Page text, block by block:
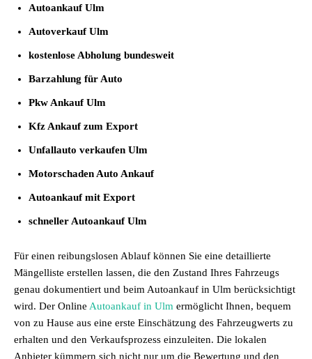
Autoankauf Ulm
Autoverkauf Ulm
kostenlose Abholung bundesweit
Barzahlung für Auto
Pkw Ankauf Ulm
Kfz Ankauf zum Export
Unfallauto verkaufen Ulm
Motorschaden Auto Ankauf
Autoankauf mit Export
schneller Autoankauf Ulm
Für einen reibungslosen Ablauf können Sie eine detaillierte
Mängelliste erstellen lassen, die den Zustand Ihres Fahrzeugs
genau dokumentiert und beim Autoankauf in Ulm berücksichtigt
wird. Der Online Autoankauf in Ulm ermöglicht Ihnen, bequem
von zu Hause aus eine erste Einschätzung des Fahrzeugwerts zu
erhalten und den Verkaufsprozess einzuleiten. Die lokalen
Anbieter kümmern sich nicht nur um die Bewertung und den